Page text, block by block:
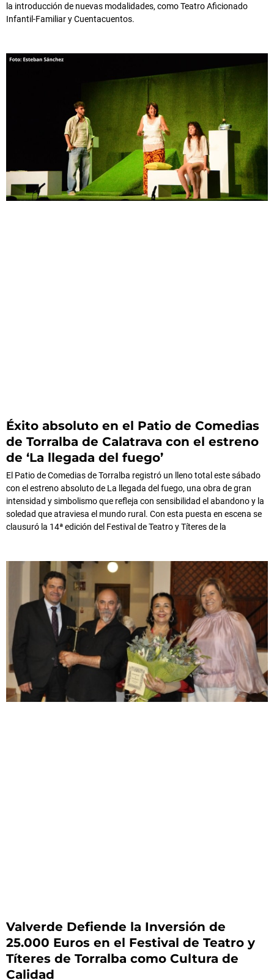
la introducción de nuevas modalidades, como Teatro Aficionado
Infantil-Familiar y Cuentacuentos.
Éxito absoluto en el Patio de Comedias
de Torralba de Calatrava con el estreno
de ‘La llegada del fuego’
El Patio de Comedias de Torralba registró un lleno total este sábado
con el estreno absoluto de La llegada del fuego, una obra de gran
intensidad y simbolismo que refleja con sensibilidad el abandono y la
soledad que atraviesa el mundo rural. Con esta puesta en escena se
clausuró la 14ª edición del Festival de Teatro y Títeres de la
Valverde Defiende la Inversión de
25.000 Euros en el Festival de Teatro y
Títeres de Torralba como Cultura de
Calidad